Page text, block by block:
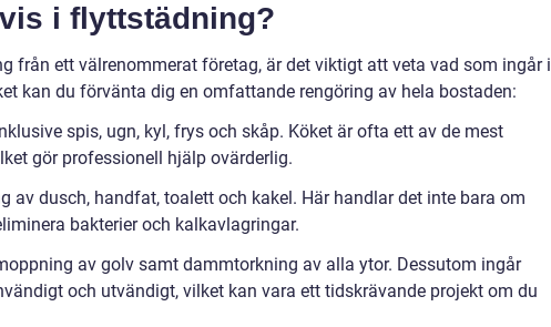
i flyttstädning?
från ett välrenommerat företag, är det viktigt att veta vad som ingår i
kan du förvänta dig en omfattande rengöring av hela bostaden:
spis, ugn, kyl, frys och skåp. Köket är ofta ett av de mest
gör professionell hjälp ovärderlig.
av dusch, handfat, toalett och kakel. Här handlar det inte bara om
bakterier och kalkavlagringar.
av golv samt dammtorkning av alla ytor. Dessutom ingår
och utvändigt, vilket kan vara ett tidskrävande projekt om du